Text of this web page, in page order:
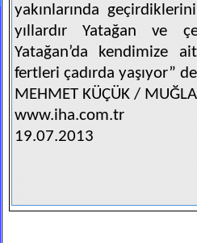
yakınlarında
yıllardır Yatağan ve
Yatağan’da kendimize
fertleri çadırda yaşıyor”
MEHMET KÜÇÜK / MUĞLA
www.iha.com.tr
19.07.2013